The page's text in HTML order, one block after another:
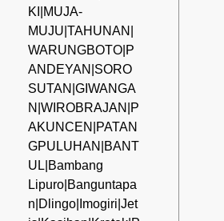
KI|MUJA-
MUJU|TAHUNAN|
WARUNGBOTO|P
ANDEYAN|SORO
SUTAN|GIWANGA
N|WIROBRAJAN|P
AKUNCEN|PATAN
GPULUHAN|BANT
UL|Bambang
Lipuro|Banguntapa
n|Dlingo|Imogiri|Jet